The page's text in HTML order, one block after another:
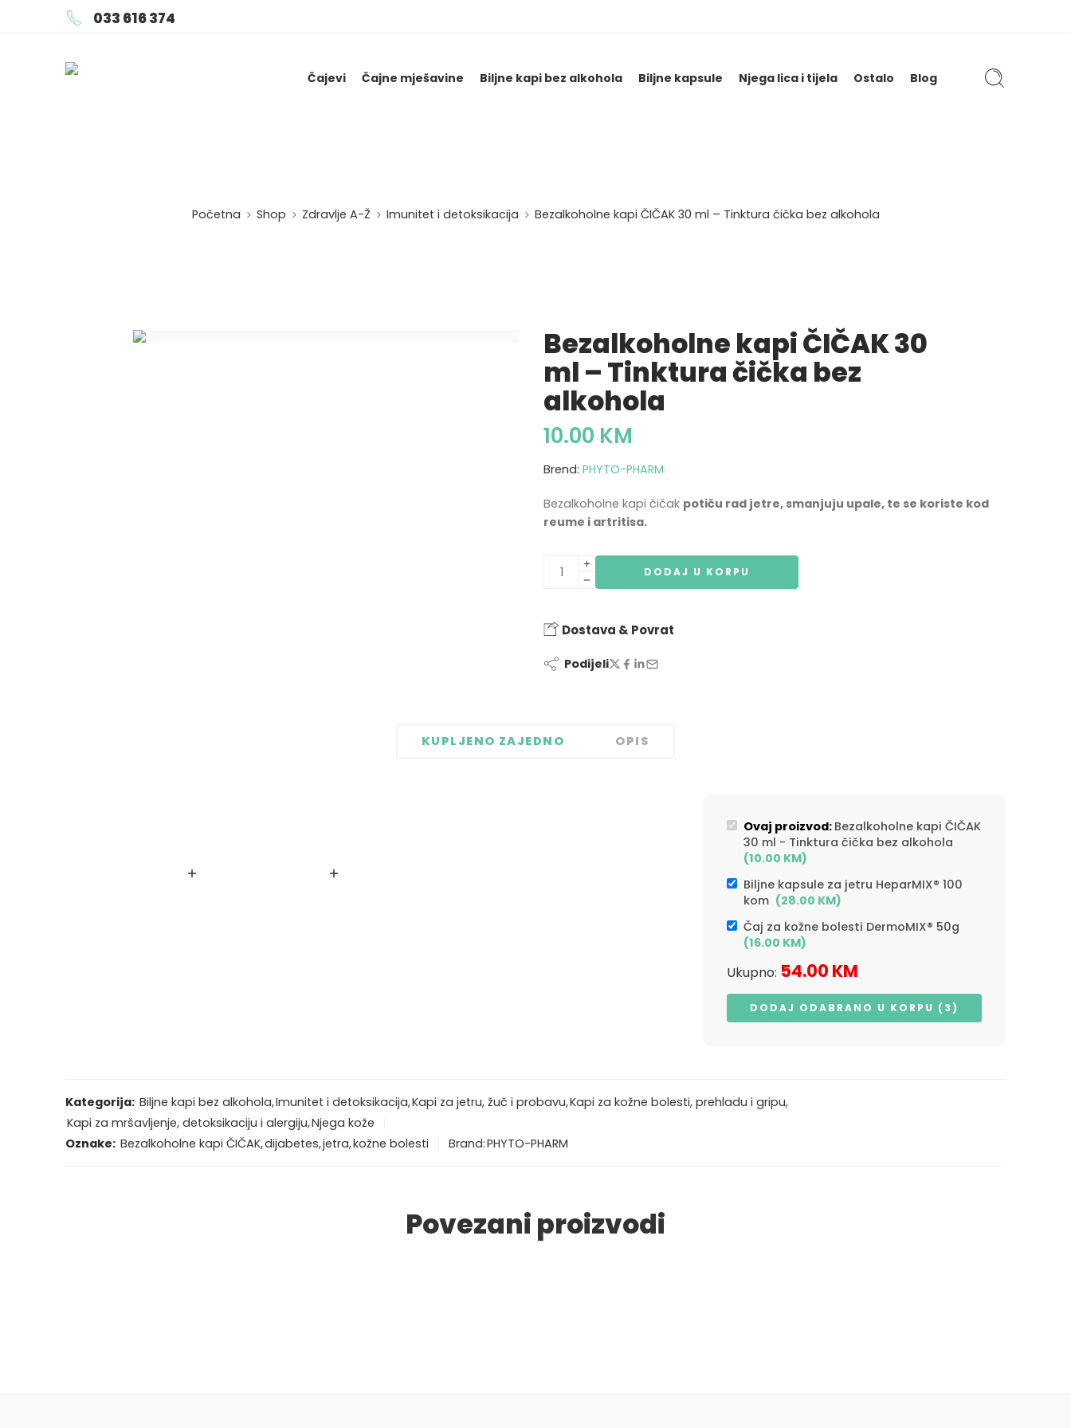
033 616 374
Čajevi Čajne mješavine Biljne kapi bez alkohola Biljne kapsule Njega lica i tijela Ostalo Blog
Početna Shop Zdravlje A-Ž Imunitet i detoksikacija Bezalkoholne kapi ČIČAK 30 ml – Tinktura čička bez alkohola
Bezalkoholne kapi ČIČAK 30
ml – Tinktura čička bez
alkohola
10.00 KM
Brend: PHYTO-PHARM
Bezalkoholne kapi čičak potiču rad jetre, smanjuju upale, te se koriste kod
reume i artritisa.
DODAJ U KORPU
Dostava & Povrat
Podijeli
KUPLJENO ZAJEDNO OPIS
Ovaj proizvod: Bezalkoholne kapi ČIČAK
30 ml - Tinktura čička bez alkohola
(10.00 KM)
Biljne kapsule za jetru HeparMIX® 100
kom (28.00 KM)
Čaj za kožne bolesti DermoMIX® 50g
(16.00 KM)
Ukupno: 54.00 KM
DODAJ ODABRANO U KORPU (3)
Kategorija: Biljne kapi bez alkohola,Imunitet i detoksikacija,Kapi za jetru, žuč i probavu,Kapi za kožne bolesti, prehladu i gripu,
Kapi za mršavljenje, detoksikaciju i alergiju,Njega kože
Oznake: Bezalkoholne kapi ČIČAK,dijabetes,jetra,kožne bolesti Brand:PHYTO-PHARM
Povezani proizvodi